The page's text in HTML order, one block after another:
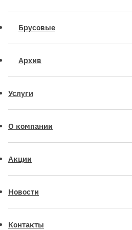
Брусовые
Архив
Услуги
О компании
Акции
Новости
Контакты